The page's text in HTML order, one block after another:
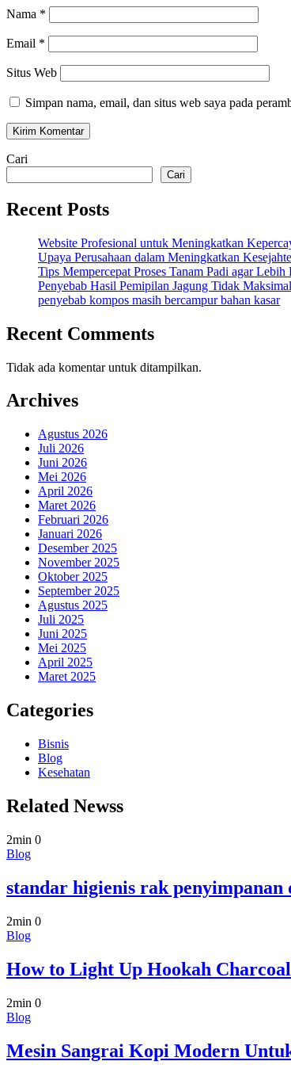
Nama *
Email *
Situs Web
Simpan nama, email, dan situs web saya pada
Cari
Cari
Recent Posts
Website Profesional untuk Meningkatkan
Upaya Perusahaan dalam Meningkatkan
Tips Mempercepat Proses Tanam Padi agar Lebih
Penyebab Hasil Pemipilan Jagung Tidak Maksimal
penyebab kompos masih bercampur bahan kasar
Recent Comments
Tidak ada komentar untuk ditampilkan.
Archives
Agustus 2026
Juli 2026
Juni 2026
Mei 2026
April 2026
Maret 2026
Februari 2026
Januari 2026
Desember 2025
November 2025
Oktober 2025
September 2025
Agustus 2025
Juli 2025
Juni 2025
Mei 2025
April 2025
Maret 2025
Categories
Bisnis
Blog
Kesehatan
Related Newss
2min 0
Blog
standar higienis rak
2min 0
Blog
How to Light Up Hookah
2min 0
Blog
Mesin Sangrai Kopi Modern